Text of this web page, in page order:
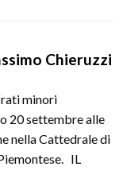
Chieruzzi
minori
20 settembre alle
nella Cattedrale di
IL